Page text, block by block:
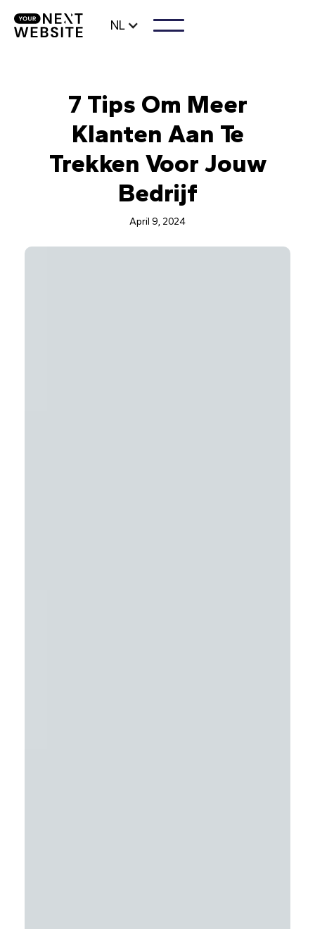
NL
7 Tips Om Meer
Klanten Aan Te
Trekken Voor Jouw
Bedrijf
April 9, 2024